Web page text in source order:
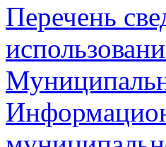
Перечень